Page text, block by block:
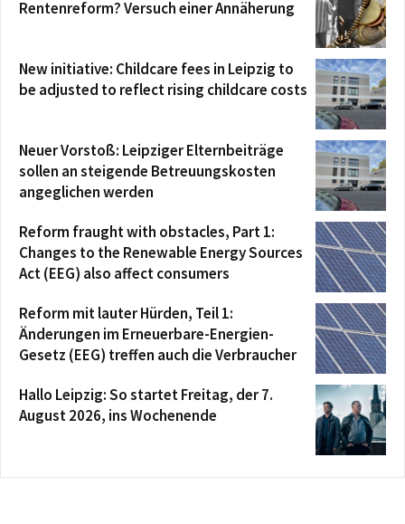
Rentenreform? Versuch einer Annäherung
New initiative: Childcare fees in Leipzig to
be adjusted to reflect rising childcare costs
Neuer Vorstoß: Leipziger Elternbeiträge
sollen an steigende Betreuungskosten
angeglichen werden
Reform fraught with obstacles, Part 1:
Changes to the Renewable Energy Sources
Act (EEG) also affect consumers
Reform mit lauter Hürden, Teil 1:
Änderungen im Erneuerbare-Energien-
Gesetz (EEG) treffen auch die Verbraucher
Hallo Leipzig: So startet Freitag, der 7.
August 2026, ins Wochenende